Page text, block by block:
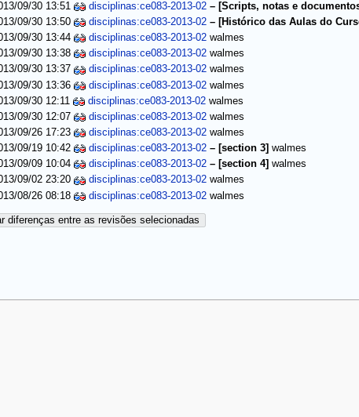
09/30 13:51
disciplinas:ce083-2013-02 – [Scripts, notas e
09/30 13:50
disciplinas:ce083-2013-02 – [Histórico das Aulas do
09/30 13:44
disciplinas:ce083-2013-02 walmes
09/30 13:38
disciplinas:ce083-2013-02 walmes
09/30 13:37
disciplinas:ce083-2013-02 walmes
09/30 13:36
disciplinas:ce083-2013-02 walmes
09/30 12:11
disciplinas:ce083-2013-02 walmes
09/30 12:07
disciplinas:ce083-2013-02 walmes
09/26 17:23
disciplinas:ce083-2013-02 walmes
09/19 10:42
disciplinas:ce083-2013-02 – [section 3] walmes
09/09 10:04
disciplinas:ce083-2013-02 – [section 4] walmes
09/02 23:20
disciplinas:ce083-2013-02 walmes
08/26 08:18
disciplinas:ce083-2013-02 walmes
diferenças entre as revisões selecionadas